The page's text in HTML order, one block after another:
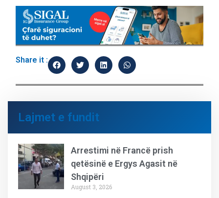
Share it :
Lajmet e fundit
Arrestimi në Francë prish
qetësinë e Ergys Agasit në
Shqipëri
August 3, 2026